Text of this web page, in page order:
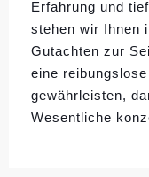
Erfahrung und
stehen wir Ihnen
Gutachten zur
eine reibungslose
gewährleisten,
Wesentliche